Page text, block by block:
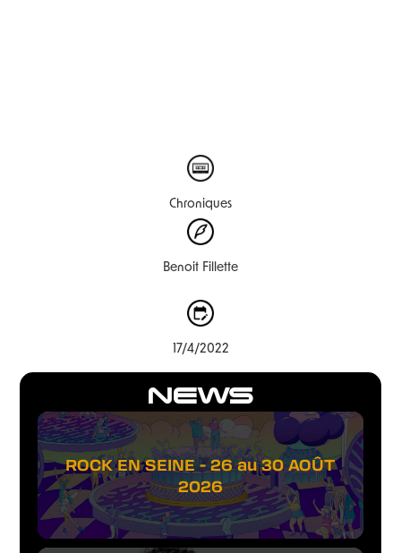
NEWS
ROCK EN SEINE - 26 au 30 AOÛT
2026
Chroniques
Benoit Fillette
17/4/2022